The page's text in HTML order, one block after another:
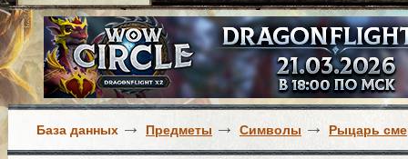
База данных Предметы Символы Рыцарь